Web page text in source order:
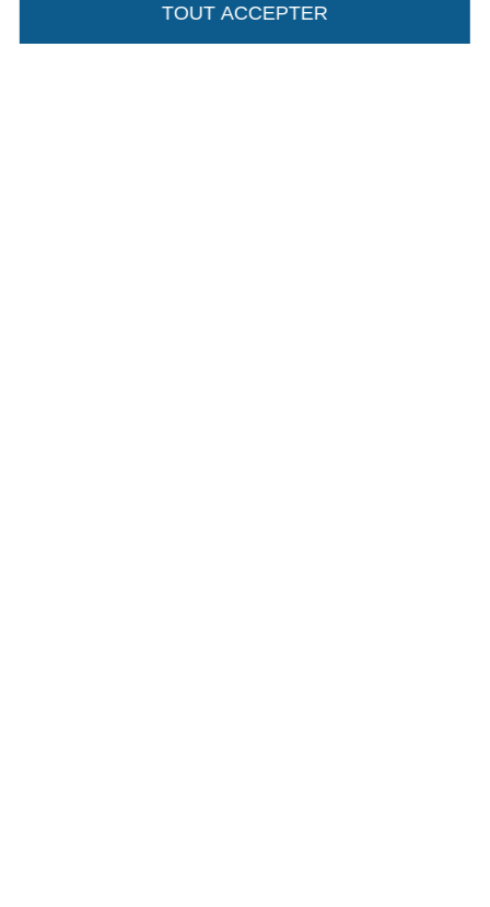
TOUT ACCEPTER